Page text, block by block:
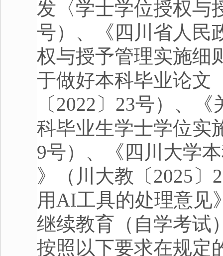
发〈学士学位授权与
号）、《四川省人民
权与授予管理实施细
于做好本科毕业论文
〔2022 〕 23号）、《
科毕业生学士学位实
9号）、《四川大学
》（川大教〔2025 〕
用AI工具的处理意见
继续教育（自学考试
按照以下要求在规定